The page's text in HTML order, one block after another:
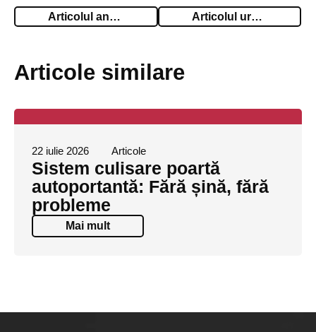
Articolul anterior Articolul urmator
Articole similare
22 iulie 2026 Articole
Sistem culisare poartă
autoportantă: Fără șină, fără
probleme
Mai mult